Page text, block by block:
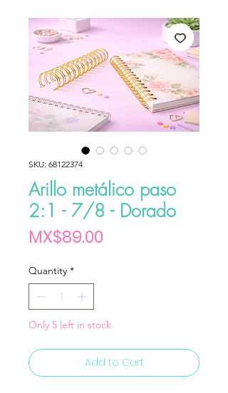
SKU: 68122374
Arillo metálico paso
2:1 - 7/8 - Dorado
MX$89.00
Quantity *
Only 5 left in stock
Add to Cart